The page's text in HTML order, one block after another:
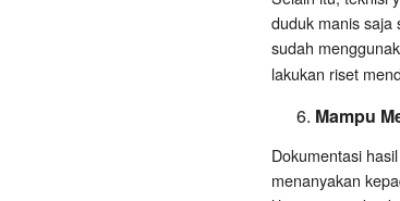
duduk manis saja
sudah
lakukan riset
Mampu
Dokumentasi
menanyakan